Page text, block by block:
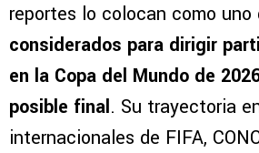
reportes lo colocan como uno
considerados para dirigir
en la Copa del Mundo de
posible final. Su trayectoria
internacionales de FIFA,